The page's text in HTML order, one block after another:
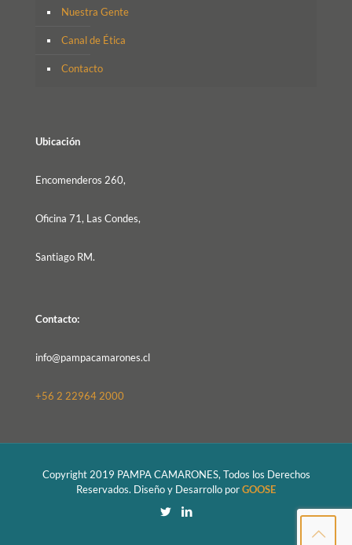
Nuestra Gente
Canal de Ética
Contacto
Ubicación
Encomenderos 260,
Oficina 71, Las Condes,
Santiago RM.
Contacto:
info@pampacamarones.cl
+56 2 22964 2000
Copyright 2019 PAMPA CAMARONES, Todos los Derechos
Reservados. Diseño y Desarrollo porGOOSE